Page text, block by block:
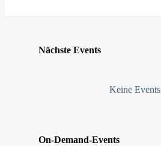
Nächste Events
Keine Events
On-Demand-Events